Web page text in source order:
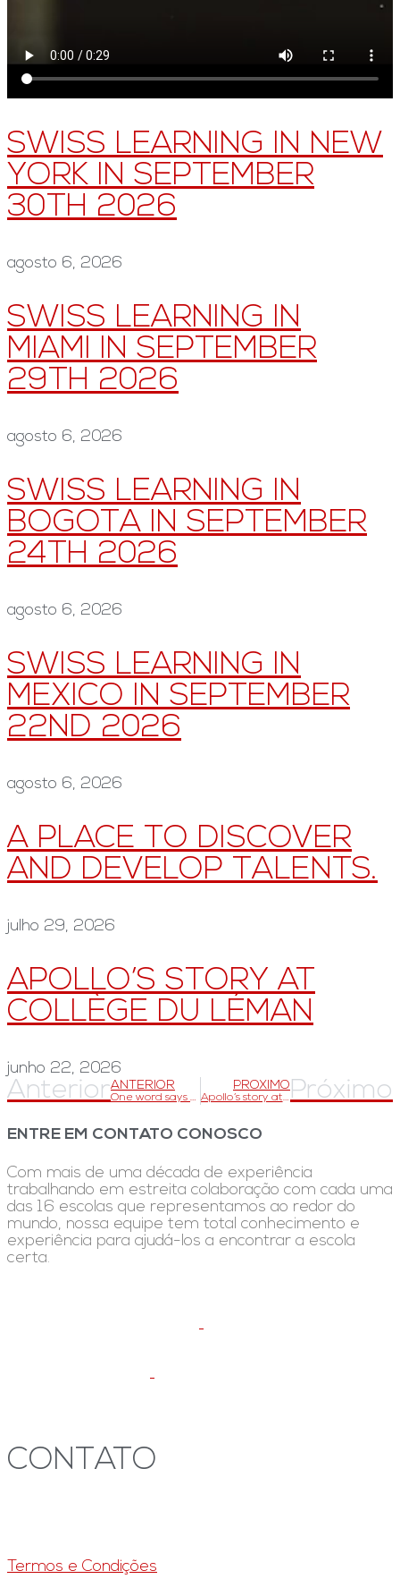
SWISS LEARNING IN NEW
YORK IN SEPTEMBER
30TH 2026
agosto 6, 2026
SWISS LEARNING IN
MIAMI IN SEPTEMBER
29TH 2026
agosto 6, 2026
SWISS LEARNING IN
BOGOTA IN SEPTEMBER
24TH 2026
agosto 6, 2026
SWISS LEARNING IN
MEXICO IN SEPTEMBER
22ND 2026
agosto 6, 2026
A PLACE TO DISCOVER
AND DEVELOP TALENTS.
julho 29, 2026
APOLLO’S STORY AT
COLLÈGE DU LÉMAN
junho 22, 2026
AnteriorANTERIOR
One word says a lot!
PRÓXIMO
Apollo’s story at Collège du Léman Próximo
ENTRE EM CONTATO CONOSCO
Com mais de uma década de experiência
trabalhando em estreita colaboração com cada uma
das 16 escolas que representamos ao redor do
mundo, nossa equipe tem total conhecimento e
experiência para ajudá-los a encontrar a escola
certa.
CONTATO
Termos e Condições